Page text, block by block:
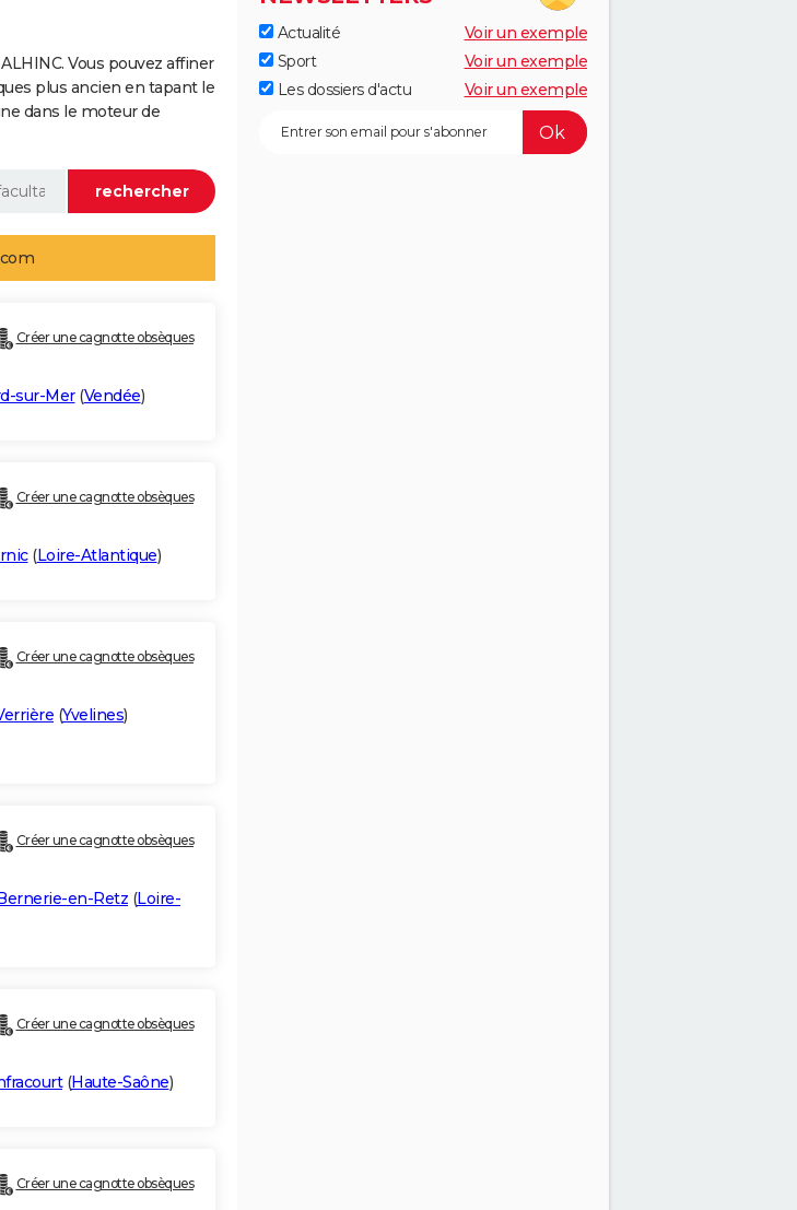
Vous pouvez affiner
plus ancien en tapant le
dans le moteur de
Créer une cagnotte obsèques
sur-Mer(Vendée)
Créer une cagnotte obsèques
(Loire-Atlantique)
Créer une cagnotte obsèques
(Yvelines)
Créer une cagnotte obsèques
en-Retz (Loire-
Créer une cagnotte obsèques
(Haute-Saône)
Créer une cagnotte obsèques
Actualité
Voir un exemple
Sport
Voir un exemple
Les dossiers d'actu
Voir un exemple